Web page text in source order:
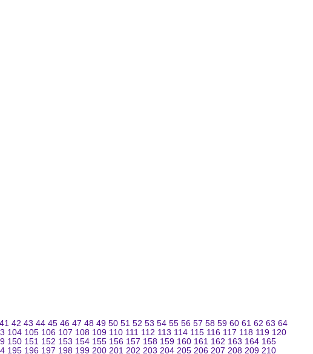
41 42 43 44 45 46 47 48 49 50 51 52 53 54 55 56 57 58 59 60 61 62 63 64
104 105 106 107 108 109 110 111 112 113 114 115 116 117 118 119 120
150 151 152 153 154 155 156 157 158 159 160 161 162 163 164 165
195 196 197 198 199 200 201 202 203 204 205 206 207 208 209 210